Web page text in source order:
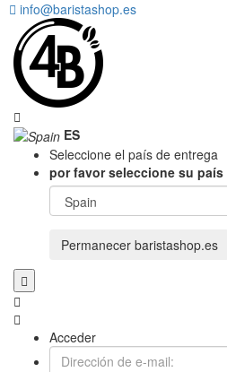
info@baristashop.es
ES
Seleccione el país de entrega
por favor seleccione su país
Permanecer baristashop.es
Acceder